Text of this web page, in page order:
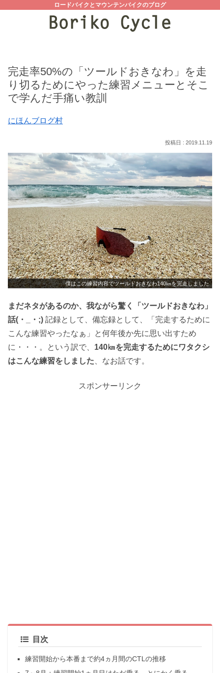
ロードバイクとマウンテンバイクのブログ
完走率50%の「ツールドおきなわ」を走
り切るためにやった練習メニューとそこ
で学んだ手痛い教訓
にほんブログ村
2019.11.19
僕はこの練習内容でツールドおきなわ140㎞を完走しました
まだネタがあるのか、我ながら驚く「ツールドおきなわ」
話(・_・;) 記録として、備忘録として、「完走するために
こんな練習やったなぁ」と何年後か先に思い出すため
に・・・。という訳で、 140㎞を完走するためにワタクシ
はこんな練習をしました 、なお話です。
スポンサーリンク
目次
練習開始から本番まで約4ヵ月間のCTLの推移